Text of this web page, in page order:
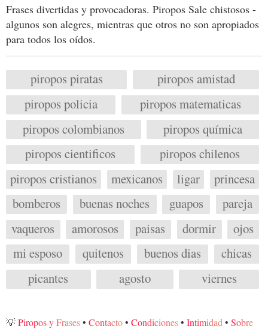
Frases divertidas y provocadoras. Piropos Sale chistosos -
algunos son alegres, mientras que otros no son apropiados
para todos los oídos.
piropos piratas
piropos amistad
piropos policia
piropos matematicas
piropos colombianos
piropos química
piropos cientificos
piropos chilenos
piropos cristianos
mexicanos ligar
princesa
bomberos
buenas noches guapos
pareja
vaqueros
amorosos paisas dormir
ojos
mi esposo
quitenos buenos dias
chicas
picantes
agosto viernes
💡Piropos y Frases• Contacto• Condiciones• Intimidad • Sobre